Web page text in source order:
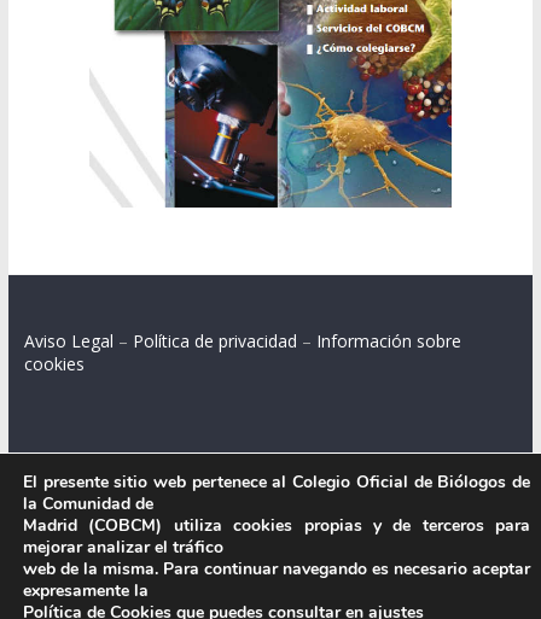
Aviso Legal – Política de privacidad – Información sobre
cookies
Colegio Oficial de Biólogos de la Comunidad de Madrid.
C/ Santa Engracia 108, 2º int.izq. 28003 Madrid.
El presente sitio web pertenece al Colegio Oficial de Biólogos de
la Comunidad de
Madrid (COBCM) utiliza cookies propias y de terceros para
mejorar analizar el tráfico
web de la misma. Para continuar navegando es necesario aceptar
expresamente la
Política de Cookies que puedes consultar en ajustes